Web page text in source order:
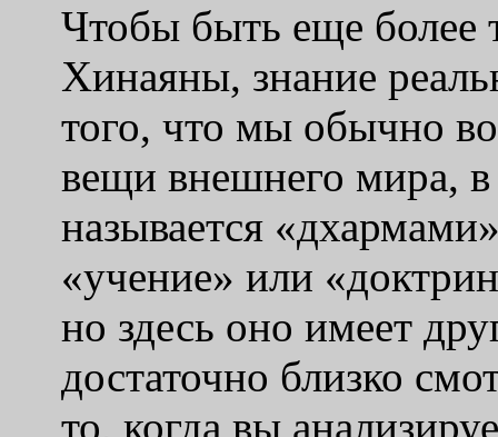
Чтобы быть еще более
Хинаяны, знание
того, что мы обычно
вещи внешнего мира,
называется
«учение» или
но здесь оно имеет
достаточно близко
то, когда вы